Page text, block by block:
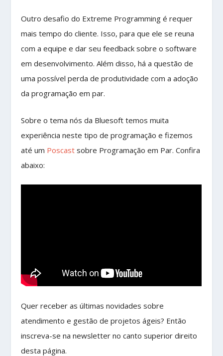
Outro desafio do Extreme Programming é requer
mais tempo do cliente. Isso, para que ele se reuna
com a equipe e dar seu feedback sobre o software
em desenvolvimento. Além disso, há a questão de
uma possível perda de produtividade com a adoção
da programação em par.
Sobre o tema nós da Bluesoft temos muita
experiência neste tipo de programação e fizemos
até um Poscast sobre Programação em Par. Confira
abaixo:
Quer receber as últimas novidades sobre
atendimento e gestão de projetos ágeis? Então
inscreva-se na newsletter no canto superior direito
desta página.